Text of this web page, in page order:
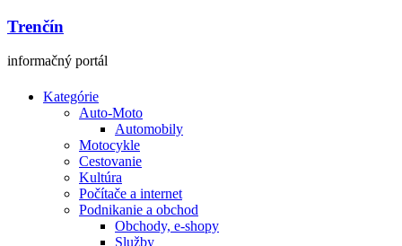
Trenčín
informačný portál
Kategórie
Auto-Moto
Automobily
Motocykle
Cestovanie
Kultúra
Počítače a internet
Podnikanie a obchod
Obchody, e-shopy
Služby